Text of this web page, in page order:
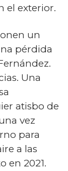
el exterior.
un
pérdida
Una
atisbo de
vez
para
a las
en 2021.